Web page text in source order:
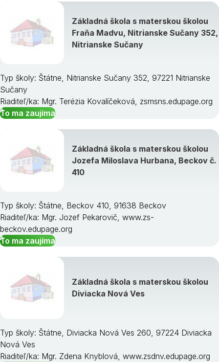
Základná škola s materskou školou
Fraňa Madvu, Nitrianske Sučany 352,
Nitrianske Sučany
Typ školy: Štátne, Nitrianske Sučany 352, 97221 Nitrianske
Sučany
Riaditeľ/ka: Mgr. Terézia Kovalíčeková, zsmsns.edupage.org
To ma zaujíma
Základná škola s materskou školou
Jozefa Miloslava Hurbana, Beckov č.
410
Typ školy: Štátne, Beckov 410, 91638 Beckov
Riaditeľ/ka: Mgr. Jozef Pekarovič, www.zs-
beckov.edupage.org
To ma zaujíma
Základná škola s materskou školou
Diviacka Nová Ves
Typ školy: Štátne, Diviacka Nová Ves 260, 97224 Diviacka
Nová Ves
Riaditeľ/ka: Mgr. Zdena Knyblová, www.zsdnv.edupage.org